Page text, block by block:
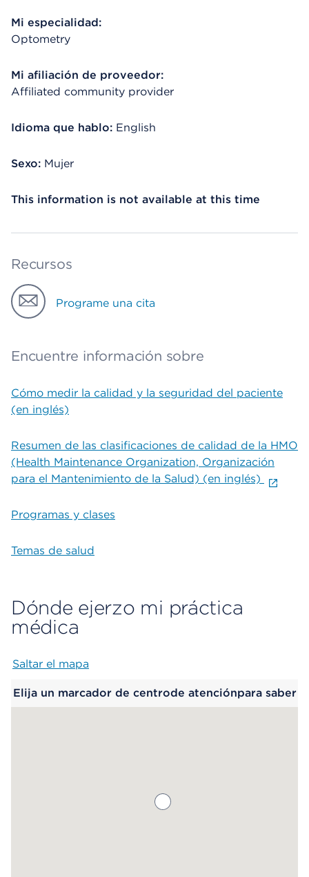
Mi especialidad:
Optometry
Mi afiliación de proveedor:
Affiliated community provider
Idioma que hablo: English
Sexo: Mujer
This information is not available at this time
Recursos
Programe una cita
Encuentre información sobre
Cómo medir la calidad y la seguridad del paciente
(en inglés)
Resumen de las clasificaciones de calidad de la HMO
(Health Maintenance Organization, Organización
para el Mantenimiento de la Salud) (en inglés)
Programas y clases
Temas de salud
Dónde ejerzo mi práctica
médica
Saltar el mapa
Elija un marcador de centrode atenciónpara saber